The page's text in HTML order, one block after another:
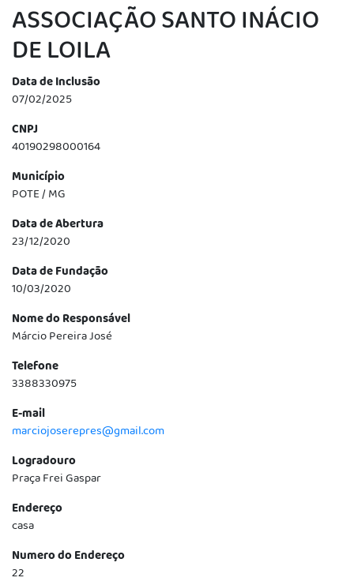
ASSOCIAÇÃO SANTO INÁCIO
DE LOILA
Data de Inclusão
07/02/2025
CNPJ
40190298000164
Município
POTE / MG
Data de Abertura
23/12/2020
Data de Fundação
10/03/2020
Nome do Responsável
Márcio Pereira José
Telefone
3388330975
E-mail
marciojoserepres@gmail.com
Logradouro
Praça Frei Gaspar
Endereço
casa
Numero do Endereço
22